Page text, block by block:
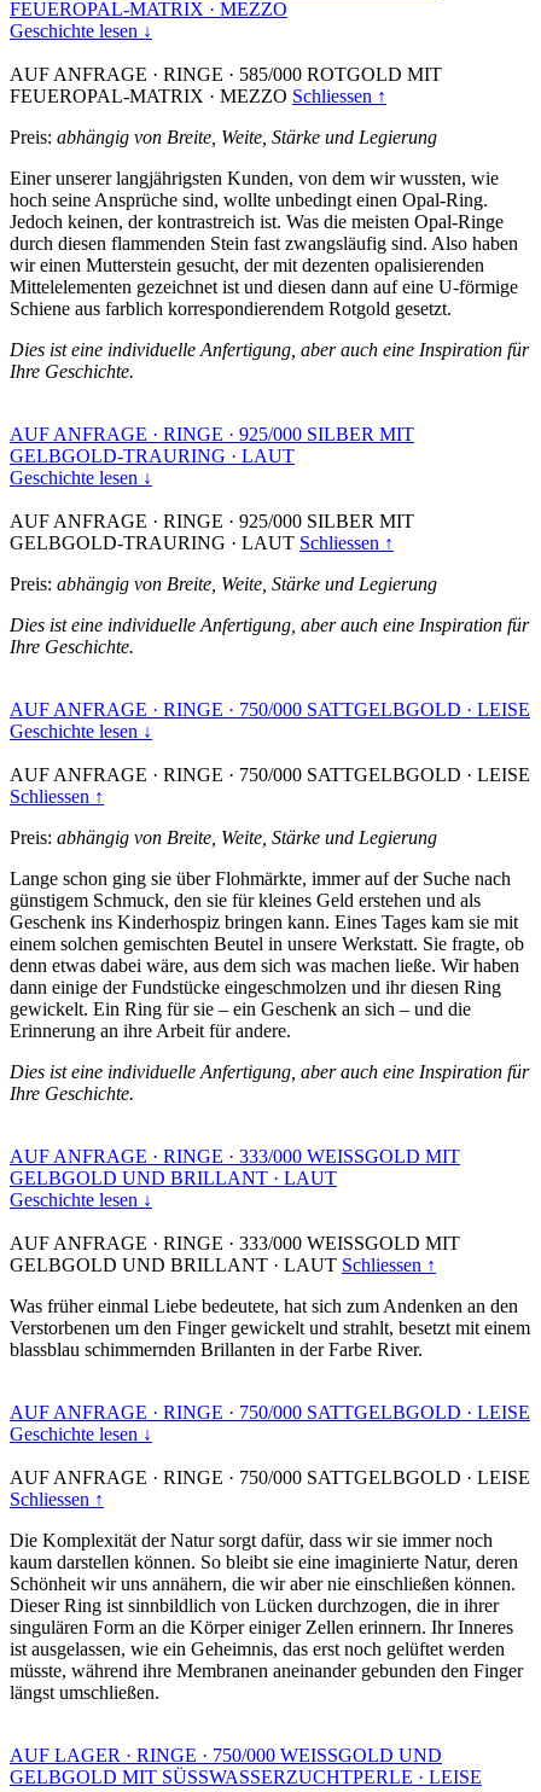
FEUEROPAL-MATRIX · MEZZO
Geschichte lesen ↓
AUF ANFRAGE · RINGE · 585/000 ROTGOLD MIT
FEUEROPAL-MATRIX · MEZZO Schliessen ↑
Preis: abhängig von Breite, Weite, Stärke und Legierung
Einer unserer langjährigsten Kunden, von dem wir wussten, wie
hoch seine Ansprüche sind, wollte unbedingt einen Opal-Ring.
Jedoch keinen, der kontrastreich ist. Was die meisten Opal-Ringe
durch diesen flammenden Stein fast zwangsläufig sind. Also haben
wir einen Mutterstein gesucht, der mit dezenten opalisierenden
Mittelelementen gezeichnet ist und diesen dann auf eine U-förmige
Schiene aus farblich korrespondierendem Rotgold gesetzt.
Dies ist eine individuelle Anfertigung, aber auch eine Inspiration für
Ihre Geschichte.
AUF ANFRAGE · RINGE · 925/000 SILBER MIT
GELBGOLD-TRAURING · LAUT
Geschichte lesen ↓
AUF ANFRAGE · RINGE · 925/000 SILBER MIT
GELBGOLD-TRAURING · LAUT Schliessen ↑
Preis: abhängig von Breite, Weite, Stärke und Legierung
Dies ist eine individuelle Anfertigung, aber auch eine Inspiration für
Ihre Geschichte.
AUF ANFRAGE · RINGE · 750/000 SATTGELBGOLD · LEISE
Geschichte lesen ↓
AUF ANFRAGE · RINGE · 750/000 SATTGELBGOLD · LEISE
Schliessen ↑
Preis: abhängig von Breite, Weite, Stärke und Legierung
Lange schon ging sie über Flohmärkte, immer auf der Suche nach
günstigem Schmuck, den sie für kleines Geld erstehen und als
Geschenk ins Kinderhospiz bringen kann. Eines Tages kam sie mit
einem solchen gemischten Beutel in unsere Werkstatt. Sie fragte, ob
denn etwas dabei wäre, aus dem sich was machen ließe. Wir haben
dann einige der Fundstücke eingeschmolzen und ihr diesen Ring
gewickelt. Ein Ring für sie – ein Geschenk an sich – und die
Erinnerung an ihre Arbeit für andere.
Dies ist eine individuelle Anfertigung, aber auch eine Inspiration für
Ihre Geschichte.
AUF ANFRAGE · RINGE · 333/000 WEISSGOLD MIT
GELBGOLD UND BRILLANT · LAUT
Geschichte lesen ↓
AUF ANFRAGE · RINGE · 333/000 WEISSGOLD MIT
GELBGOLD UND BRILLANT · LAUT Schliessen ↑
Was früher einmal Liebe bedeutete, hat sich zum Andenken an den
Verstorbenen um den Finger gewickelt und strahlt, besetzt mit einem
blassblau schimmernden Brillanten in der Farbe River.
AUF ANFRAGE · RINGE · 750/000 SATTGELBGOLD · LEISE
Geschichte lesen ↓
AUF ANFRAGE · RINGE · 750/000 SATTGELBGOLD · LEISE
Schliessen ↑
Die Komplexität der Natur sorgt dafür, dass wir sie immer noch
kaum darstellen können. So bleibt sie eine imaginierte Natur, deren
Schönheit wir uns annähern, die wir aber nie einschließen können.
Dieser Ring ist sinnbildlich von Lücken durchzogen, die in ihrer
singulären Form an die Körper einiger Zellen erinnern. Ihr Inneres
ist ausgelassen, wie ein Geheimnis, das erst noch gelüftet werden
müsste, während ihre Membranen aneinander gebunden den Finger
längst umschließen.
AUF LAGER · RINGE · 750/000 WEISSGOLD UND
GELBGOLD MIT SÜSSWASSERZUCHTPERLE · LEISE